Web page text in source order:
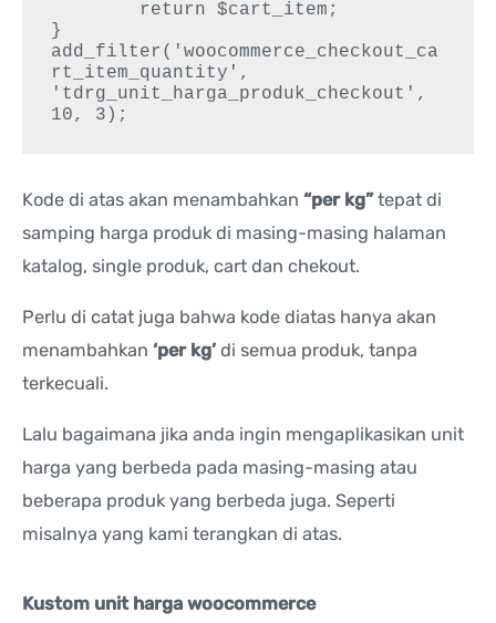
}
add_filter('woocommerce_checkout_ca
rt_item_quantity',
'tdrg_unit_harga_produk_checkout',
10, 3);
Kode di atas akan menambahkan “per kg”tepat di
samping harga produk di masing-masing halaman
katalog, single produk, cart dan chekout.
Perlu di catat juga bahwa kode diatas hanya akan
menambahkan ‘per kg’di semua produk, tanpa
terkecuali.
Lalu bagaimana jika anda ingin mengaplikasikan unit
harga yang berbeda pada masing-masing atau
beberapa produk yang berbeda juga. Seperti
misalnya yang kami terangkan di atas.
Kustom unit harga woocommerce